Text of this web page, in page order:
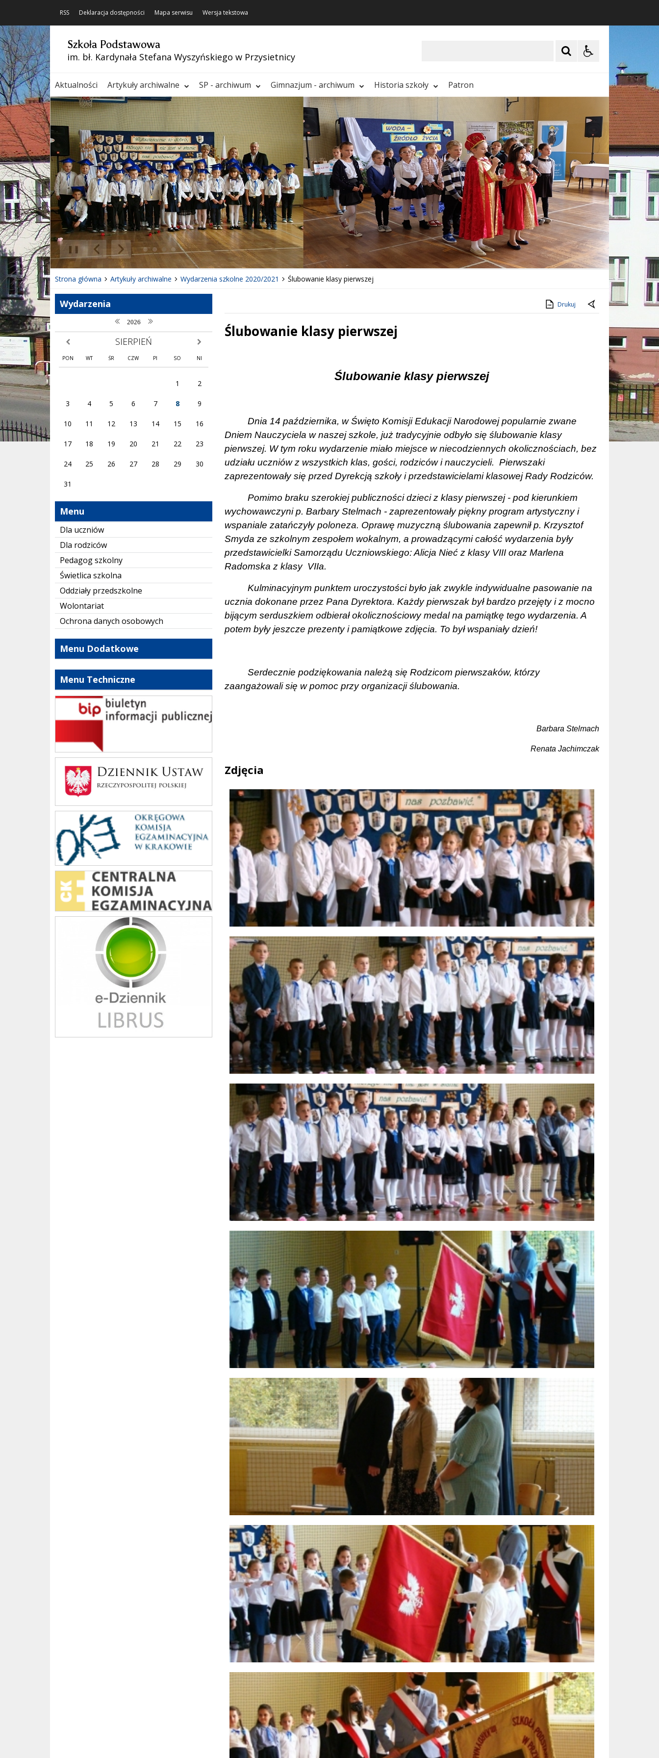
RSS Deklaracja dostępności Mapa serwisu Wersja tekstowa
Szkoła Podstawowa
im. bł. Kardynała Stefana Wyszyńskiego w Przysietnicy
Aktualności Artykuły archiwalne SP - archiwum Gimnazjum - archiwum Historia szkoły Patron
Poprzedni Element
Następny Element
❚❚
Strona główna Artykuły archiwalne Wydarzenia szkolne 2020/2021 Ślubowanie klasy pierwszej
Wydarzenia
poprzedni rok
2026 następny rok
poprzedni miesiąc SIERPIEŃ następny miesiąc
PON WT ŚR CZW PI SO NI
1 2
3 4 5 6 7 8 9
10 11 12 13 14 15 16
17 18 19 20 21 22 23
24 25 26 27 28 29 30
31
Menu
Dla uczniów
Dla rodziców
Pedagog szkolny
Świetlica szkolna
Oddziały przedszkolne
Wolontariat
Ochrona danych osobowych
Menu Dodatkowe
Menu Techniczne
bip szkoły
Dziennik Polski
oke_krakow
cke
Librus szkoła
Drukuj
Ślubowanie klasy pierwszej
Ślubowanie klasy pierwszej
Dnia 14 października, w Święto Komisji Edukacji Narodowej popularnie zwane
Dniem Nauczyciela w naszej szkole, już tradycyjnie odbyło się ślubowanie klasy
pierwszej. W tym roku wydarzenie miało miejsce w niecodziennych okolicznościach, bez
udziału uczniów z wszystkich klas, gości, rodziców i nauczycieli. Pierwszaki
zaprezentowały się przed Dyrekcją szkoły i przedstawicielami klasowej Rady Rodziców.
Pomimo braku szerokiej publiczności dzieci z klasy pierwszej - pod kierunkiem
wychowawczyni p. Barbary Stelmach - zaprezentowały piękny program artystyczny i
wspaniale zatańczyły poloneza. Oprawę muzyczną ślubowania zapewnił p. Krzysztof
Smyda ze szkolnym zespołem wokalnym, a prowadzącymi całość wydarzenia były
przedstawicielki Samorządu Uczniowskiego: Alicja Nieć z klasy VIII oraz Marlena
Radomska z klasy VIIa.
Kulminacyjnym punktem uroczystości było jak zwykle indywidualne pasowanie na
ucznia dokonane przez Pana Dyrektora. Każdy pierwszak był bardzo przejęty i z mocno
bijącym serduszkiem odbierał okolicznościowy medal na pamiątkę tego wydarzenia. A
potem były jeszcze prezenty i pamiątkowe zdjęcia. To był wspaniały dzień!
Serdecznie podziękowania należą się Rodzicom pierwszaków, którzy
zaangażowali się w pomoc przy organizacji ślubowania.
Barbara Stelmach
Renata Jachimczak
Zdjęcia